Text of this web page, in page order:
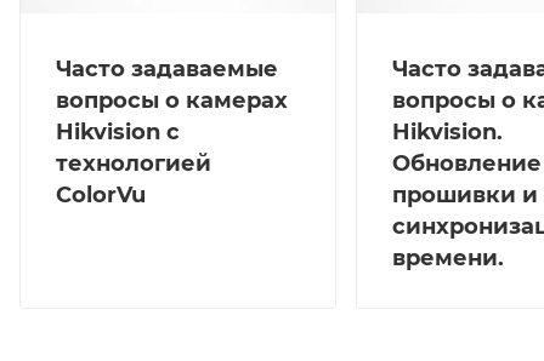
Часто задаваемые
вопросы о камерах
Hikvision с
технологией
ColorVu
Часто
вопросы о
Hikvision.
Обновление
прошивки и
времени.